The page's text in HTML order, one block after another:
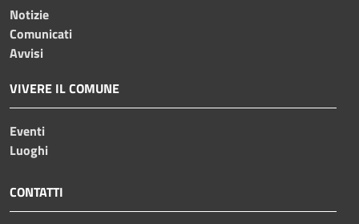
Notizie
Comunicati
Avvisi
VIVERE IL COMUNE
Eventi
Luoghi
CONTATTI